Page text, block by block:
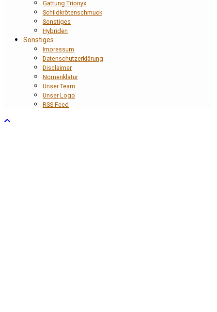
Gattung Trionyx
Schildkrötenschmuck
Sonstiges
Hybriden
Sonstiges
Impressum
Datenschutzerklärung
Disclaimer
Nomenklatur
Unser Team
Unser Logo
RSS Feed